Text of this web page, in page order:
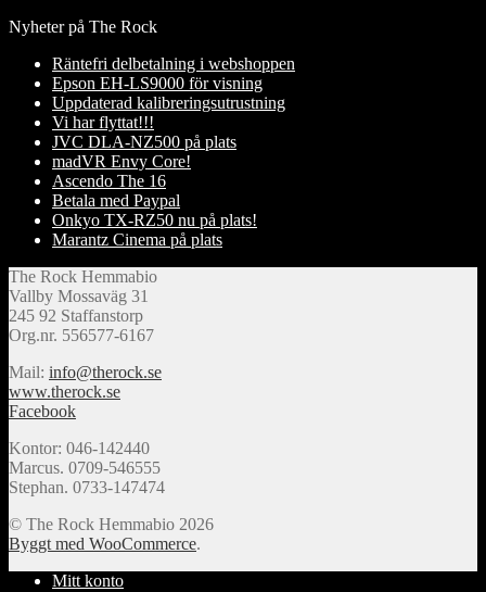
Nyheter på The Rock
Räntefri delbetalning i webshoppen
Epson EH-LS9000 för visning
Uppdaterad kalibreringsutrustning
Vi har flyttat!!!
JVC DLA-NZ500 på plats
madVR Envy Core!
Ascendo The 16
Betala med Paypal
Onkyo TX-RZ50 nu på plats!
Marantz Cinema på plats
The Rock Hemmabio
Vallby Mossaväg 31
245 92 Staffanstorp
Org.nr. 556577-6167
Mail: info@therock.se
www.therock.se
Facebook
Kontor: 046-142440
Marcus. 0709-546555
Stephan. 0733-147474
© The Rock Hemmabio 2026
Byggt med WooCommerce.
Mitt konto